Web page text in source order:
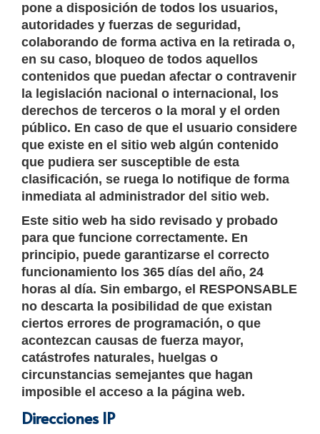
pone a disposición de todos los usuarios,
autoridades y fuerzas de seguridad,
colaborando de forma activa en la retirada o,
en su caso, bloqueo de todos aquellos
contenidos que puedan afectar o contravenir
la legislación nacional o internacional, los
derechos de terceros o la moral y el orden
público. En caso de que el usuario considere
que existe en el sitio web algún contenido
que pudiera ser susceptible de esta
clasificación, se ruega lo notifique de forma
inmediata al administrador del sitio web.
Este sitio web ha sido revisado y probado
para que funcione correctamente. En
principio, puede garantizarse el correcto
funcionamiento los 365 días del año, 24
horas al día. Sin embargo, el RESPONSABLE
no descarta la posibilidad de que existan
ciertos errores de programación, o que
acontezcan causas de fuerza mayor,
catástrofes naturales, huelgas o
circunstancias semejantes que hagan
imposible el acceso a la página web.
Direcciones IP